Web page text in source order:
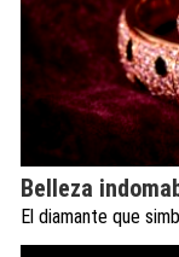
Belleza
El diamante que